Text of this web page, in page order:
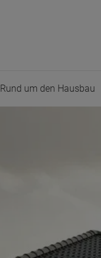
Rund um den Hausbau